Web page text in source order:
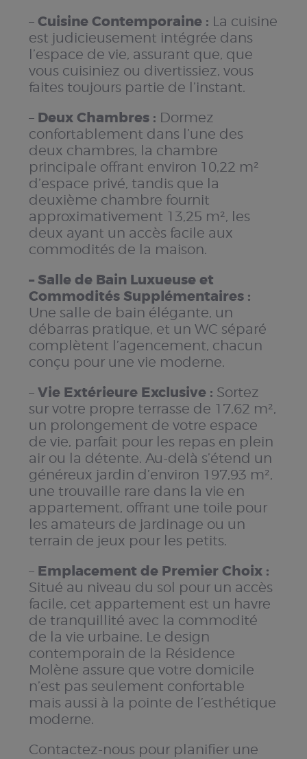
– Cuisine Contemporaine : La cuisine
est judicieusement intégrée dans
l’espace de vie, assurant que, que
vous cuisiniez ou divertissiez, vous
faites toujours partie de l’instant.
– Deux Chambres : Dormez
confortablement dans l’une des
deux chambres, la chambre
principale offrant environ 10,22 m²
d’espace privé, tandis que la
deuxième chambre fournit
approximativement 13,25 m², les
deux ayant un accès facile aux
commodités de la maison.
– Salle de Bain Luxueuse et
Commodités Supplémentaires :
Une salle de bain élégante, un
débarras pratique, et un WC séparé
complètent l’agencement, chacun
conçu pour une vie moderne.
–Vie Extérieure Exclusive : Sortez
sur votre propre terrasse de 17,62 m²,
un prolongement de votre espace
de vie, parfait pour les repas en plein
air ou la détente. Au-delà s’étend un
généreux jardin d’environ 197,93 m²,
une trouvaille rare dans la vie en
appartement, offrant une toile pour
les amateurs de jardinage ou un
terrain de jeux pour les petits.
– Emplacement de Premier Choix :
Situé au niveau du sol pour un accès
facile, cet appartement est un havre
de tranquillité avec la commodité
de la vie urbaine. Le design
contemporain de la Résidence
Molène assure que votre domicile
n’est pas seulement confortable
mais aussi à la pointe de l’esthétique
moderne.
Contactez-nous pour planifier une